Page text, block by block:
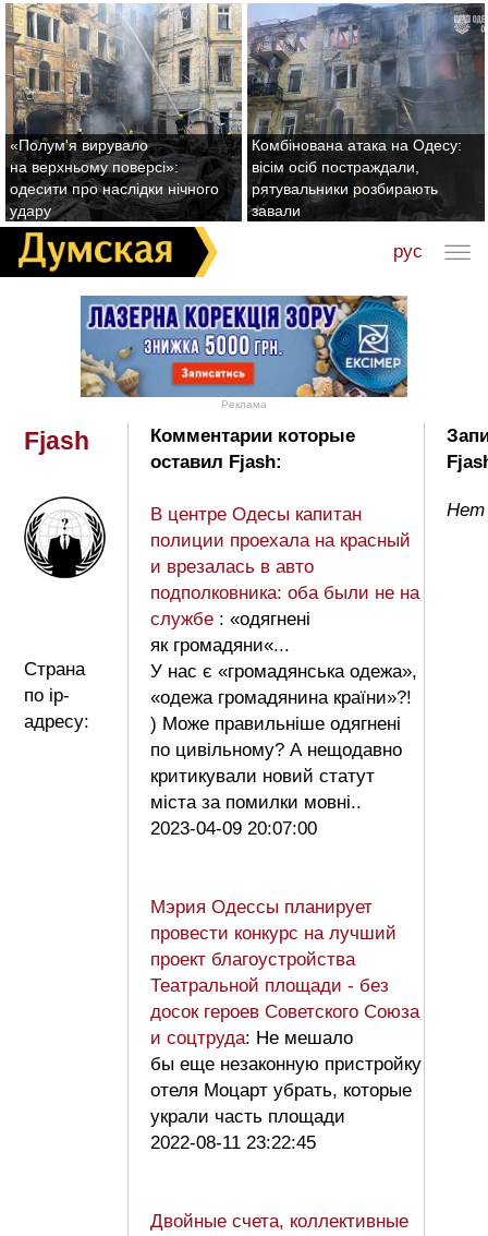
«Полум'я вирувало
на верхньому поверсі»:
одесити про наслідки нічного
удару
Комбінована атака на Одесу:
вісім осіб постраждали,
рятувальники розбирають
завали
рус
Реклама
Fjash
Страна
по ip-
адресу:
Комментарии которые
оставил Fjash:
В центре Одесы капитан
полиции проехала на красный
и врезалась в авто
подполковника: оба были не на
службе : «одягнені
як громадяни«...
У нас є «громадянська одежа»,
«одежа громадянина країни»?!
) Може правильніше одягнені
по цивільному? А нещодавно
критикували новий статут
міста за помилки мовні..
2023-04-09 20:07:00
Мэрия Одессы планирует
провести конкурс на лучший
проект благоустройства
Театральной площади - без
досок героев Советского Союза
и соцтруда: Не мешало
бы еще незаконную пристройку
отеля Моцарт убрать, которые
украли часть площади
2022-08-11 23:22:45
Двойные счета, коллективные
Нет